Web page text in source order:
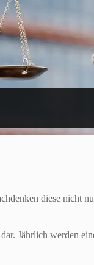
diese nicht
dar. Jährlich werden